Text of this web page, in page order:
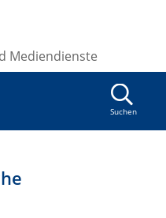
Mediendienste
Suchen